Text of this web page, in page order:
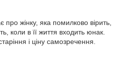
про жінку, яка помилково вірить,
коли в її життя входить юнак.
і ціну самозречення.